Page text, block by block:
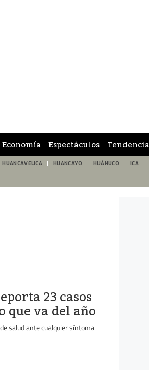
Economía Espectáculos Tendencia
HUANCAVELICA HUANCAYO HUÁNUCO ICA
23 casos
que va del año
salud ante cualquier síntoma